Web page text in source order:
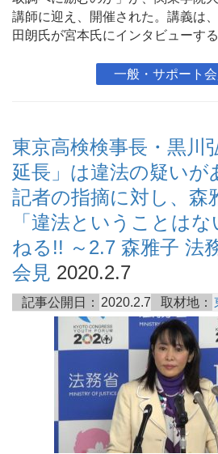
講師に迎え、開催された。講義は
田朗氏が宮本氏にインタビューす
一般・サポート
東京高検検事長・黒川
延長」は違法の疑いが
記者の指摘に対し、森
「違法ということは
ねる!! ～2.7 森雅子 法
会見 2020.2.7
記事公開日： 2020.2.7 取材地：